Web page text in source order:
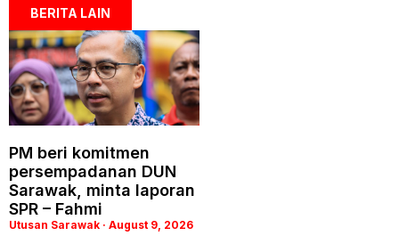
BERITA LAIN
PM beri komitmen
persempadanan DUN
Sarawak, minta laporan
SPR – Fahmi
Utusan Sarawak August 9, 2026